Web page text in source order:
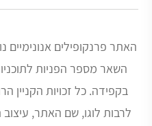
השאר מספר הפניות
בקפידה. כל זכויות הקניין
לרבות לוגו, שם האתר,